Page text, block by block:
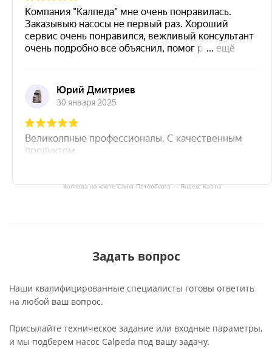
Калпеда на карте Санкт‑Петербурга — Яндекс Карты
Задать вопрос
Наши квалифицированные специалисты готовы ответить
на любой ваш вопрос.
Присылайте техническое задание или входные параметры,
и мы подберем насос Calpeda под вашу задачу.